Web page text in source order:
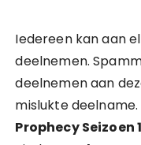
Iedereen kan aan
deelnemen.
deelnemen aan
mislukte
Prophecy Seizoen 1